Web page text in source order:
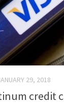
29, 2018
credit